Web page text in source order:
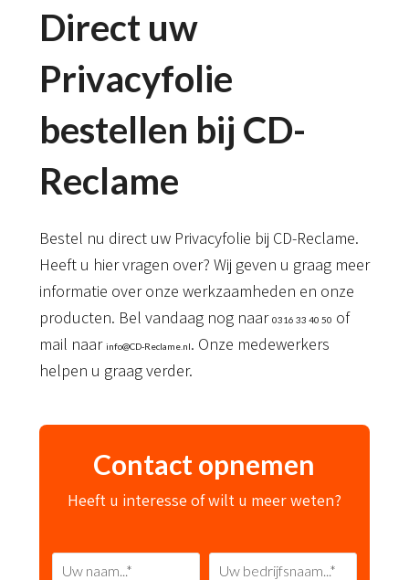
Direct uw
Privacyfolie
bestellen bij CD-
Reclame
Bestel nu direct uw Privacyfolie bij CD-Reclame.
Heeft u hier vragen over? Wij geven u graag meer
informatie over onze werkzaamheden en onze
producten. Bel vandaag nog naar 0316 33 40 50 of
mail naar info@CD-Reclame.nl. Onze medewerkers
helpen u graag verder.
Contact opnemen
Heeft u interesse of wilt u meer weten?